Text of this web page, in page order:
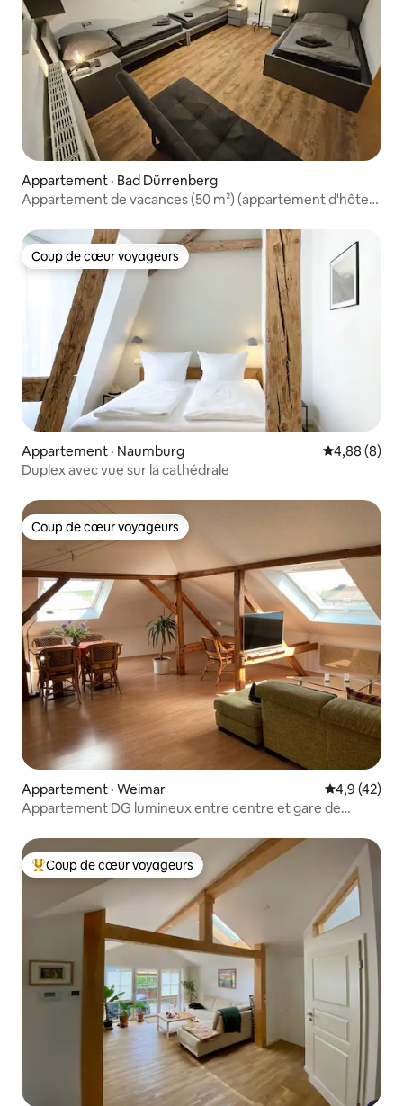
Appartement · Bad Dürrenberg
Appartement de vacances (50 m²) (appartement d'hôtes
Coup de cœur voyageurs
Coup de cœur voyageurs
Appartement · Naumburg Note
4,88 (8)
Duplex avec vue sur la cathédrale
Coup de cœur voyageurs
Coup de cœur voyageurs
Appartement · Weimar Note
4,9 (42)
Appartement DG lumineux entre centre et gare de
Coup de cœur voyageurs parmi les plus aimés
Coup de cœur voyageurs